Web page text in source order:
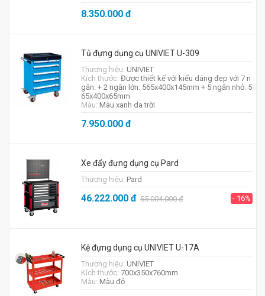
8.350.000đ
Tủ đựng dụng cụ UNIVIET U-309
Thương hiệu: UNIVIET
Kích thước: Được thiết kế với kiểu dáng đẹp với 7 n
găn: + 2 ngăn lớn: 565x400x145mm + 5 ngăn nhỏ: 5
65x400x65mm
Màu: Màu xanh da trời
7.950.000đ
Xe đẩy đựng dụng cụ Pard
Thương hiệu: Pard
46.222.000đ 55.004.000đ - 16%
Kệ đựng dụng cụ UNIVIET U-17A
Thương hiệu: UNIVIET
Kích thước: 700x350x760mm
Màu: Màu đỏ